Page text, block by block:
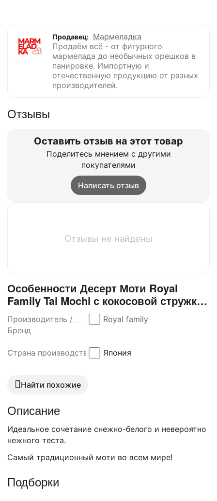
Продавец: Мармеладка
Продаём всё - от фигурного
мармелада до необычных орешков в
панировке. Импортную и
отечественную продукцию от разных
производителей.
Отзывы
Оставить отзыв на этот товар
Поделитесь мнением с другими
покупателями
Написать отзыв
Отзывы не найдены
Особенности Десерт Моти Royal
Family Tai Mochi с кокосовой стружкой
210 г
Производитель /
Бренд
Royal family
Страна производства Япония
Найти похожие
Описание
Идеальное сочетание снежно-белого и невероятно
нежного теста.
Самый традиционный моти во всем мире!
Подборки